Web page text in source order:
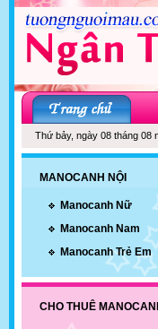
Thứ bảy, ngày 08 tháng 08
MANOCANH NỘI
Manocanh Nữ
Manocanh Nam
Manocanh Trẻ Em
CHO THUÊ